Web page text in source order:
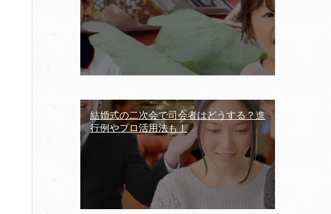
結婚式の二次会で司会者はどうする？進
行例やプロ活用法も！